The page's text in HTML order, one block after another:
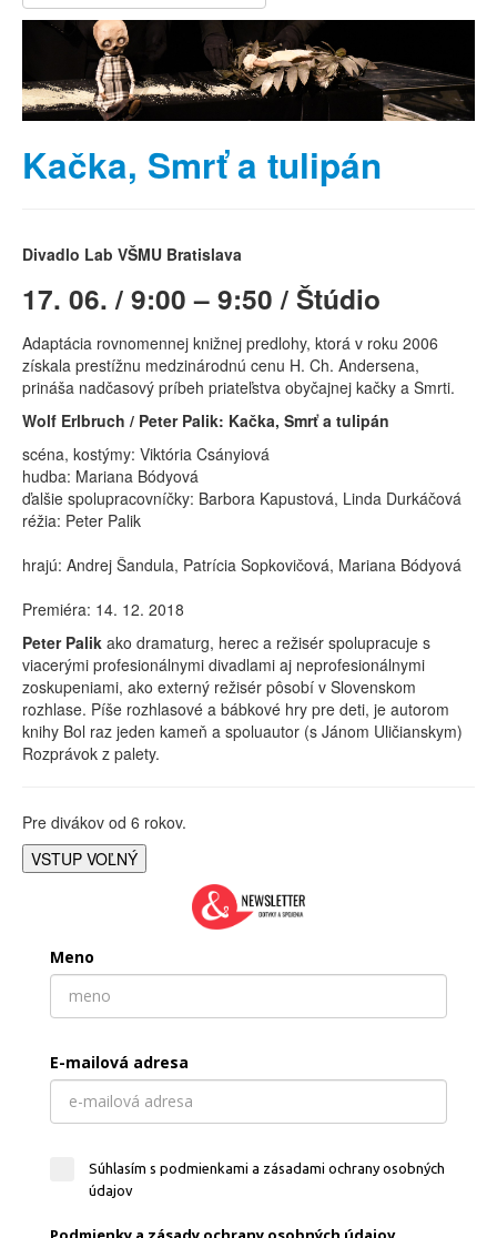
Kačka, Smrť a tulipán
Divadlo Lab VŠMU Bratislava
17. 06. / 9:00 – 9:50 / Štúdio
Adaptácia rovnomennej knižnej predlohy, ktorá v roku 2006
získala prestížnu medzinárodnú cenu H. Ch. Andersena,
prináša nadčasový príbeh priateľstva obyčajnej kačky a Smrti.
Wolf Erlbruch / Peter Palik: Kačka, Smrť a tulipán
scéna, kostýmy: Viktória Csányiová
hudba: Mariana Bódyová
ďalšie spolupracovníčky: Barbora Kapustová, Linda Durkáčová
réžia: Peter Palik
hrajú: Andrej Šandula, Patrícia Sopkovičová, Mariana Bódyová
Premiéra: 14. 12. 2018
Peter Palik ako dramaturg, herec a režisér spolupracuje s
viacerými profesionálnymi divadlami aj neprofesionálnymi
zoskupeniami, ako externý režisér pôsobí v Slovenskom
rozhlase. Píše rozhlasové a bábkové hry pre deti, je autorom
knihy Bol raz jeden kameň a spoluautor (s Jánom Uličianskym)
Rozprávok z palety.
Pre divákov od 6 rokov.
VSTUP VOĽNÝ
Meno
E-mailová adresa
Súhlasím s podmienkami a zásadami ochrany osobných
údajov